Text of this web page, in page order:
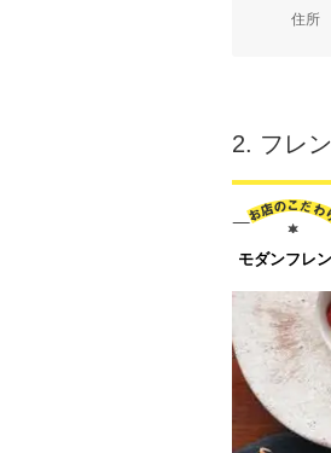
住所
2. フレ
モダンフレ